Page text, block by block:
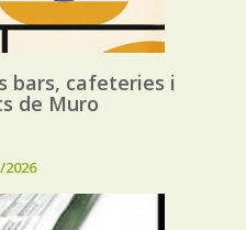
bars, cafeteries i
de Muro
2026